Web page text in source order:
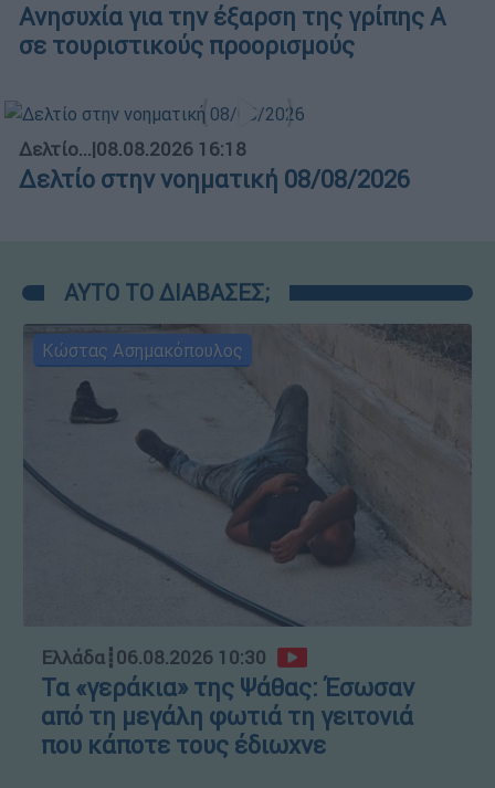
Ανησυχία για την έξαρση της γρίπης Α
σε τουριστικούς προορισμούς
Δελτίο...|08.08.2026 16:18
Δελτίο στην νοηματική 08/08/2026
ΑΥΤΟ ΤΟ ΔΙΑΒΑΣΕΣ;
Κώστας Ασημακόπουλος
Ελλάδα┋06.08.2026 10:30
Τα «γεράκια» της Ψάθας: Έσωσαν
από τη μεγάλη φωτιά τη γειτονιά
που κάποτε τους έδιωχνε